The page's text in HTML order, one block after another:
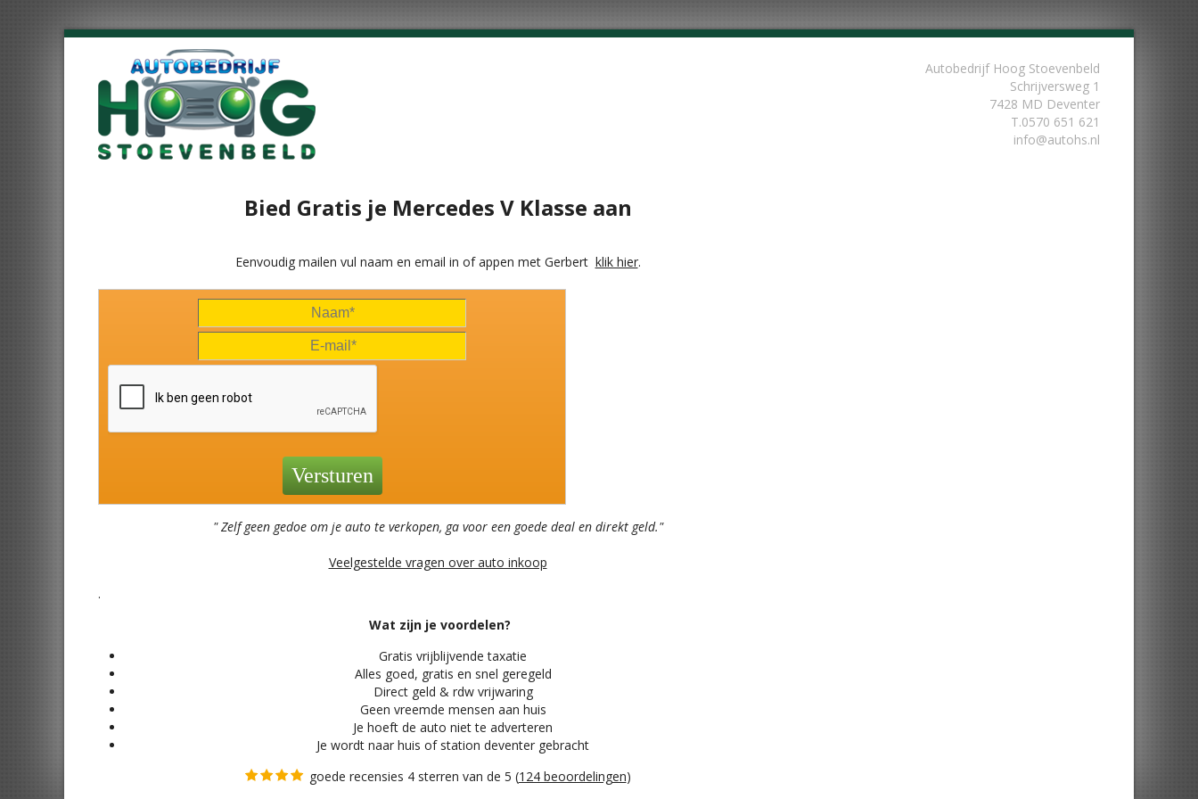
Autobedrijf Hoog Stoevenbeld
Schrijversweg 1
7428 MD Deventer
T.0570 651 621
info@autohs.nl
Bied Gratis je Mercedes V Klasse aan
Eenvoudig mailen vul naam en email in of appen met Gerbert klik hier.
" Zelf geen gedoe om je auto te verkopen, ga voor een goede deal en direkt geld."
Veelgestelde vragen over auto inkoop
.
Wat zijn je voordelen?
Gratis vrijblijvende taxatie
Alles goed, gratis en snel geregeld
Direct geld & rdw vrijwaring
Geen vreemde mensen aan huis
Je hoeft de auto niet te adverteren
Je wordt naar huis of station deventer gebracht
goede recensies 4 sterren van de 5 (124 beoordelingen)